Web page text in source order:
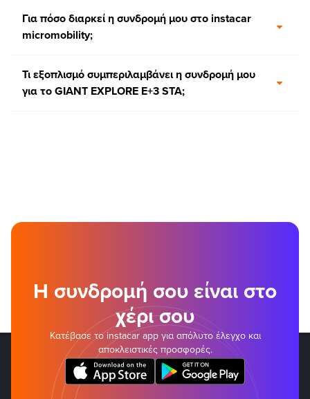
Για πόσο διαρκεί η συνδρομή μου στο instacar
micromobility;
Τι εξοπλισμό συμπεριλαμβάνει η συνδρομή μου
για το GIANT EXPLORE E+3 STA;
Η συνδρομή σου είναι στο
χέρι σου
Κατέβασε το instacar app για απόλυτο έλεγχο και
αποκλειστικές προσφορές.